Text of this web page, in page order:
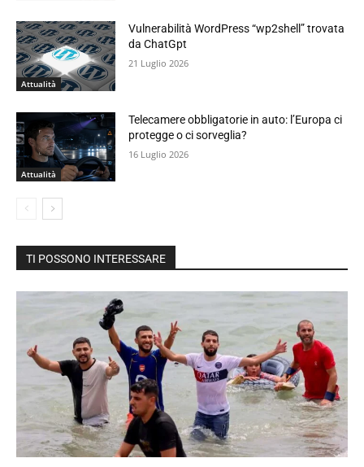
Attualità
Vulnerabilità WordPress “wp2shell” trovata
da ChatGpt
21 Luglio 2026
Attualità
Telecamere obbligatorie in auto: l’Europa ci
protegge o ci sorveglia?
16 Luglio 2026
TI POSSONO INTERESSARE